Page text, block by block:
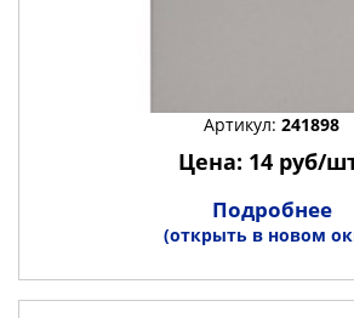
Артикул: 241898
Цена: 14 руб/
Подробнее
(открыть в новом